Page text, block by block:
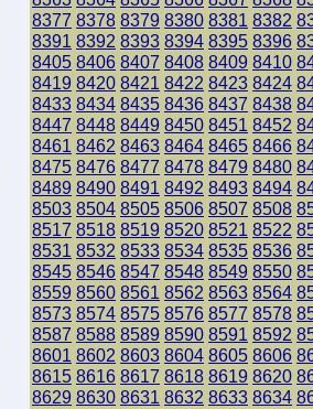
8377 8378 8379 8380 8381 8382
8391 8392 8393 8394 8395 8396
8405 8406 8407 8408 8409 8410
8419 8420 8421 8422 8423 8424
8433 8434 8435 8436 8437 8438
8447 8448 8449 8450 8451 8452
8461 8462 8463 8464 8465 8466
8475 8476 8477 8478 8479 8480
8489 8490 8491 8492 8493 8494
8503 8504 8505 8506 8507 8508
8517 8518 8519 8520 8521 8522
8531 8532 8533 8534 8535 8536
8545 8546 8547 8548 8549 8550
8559 8560 8561 8562 8563 8564
8573 8574 8575 8576 8577 8578
8587 8588 8589 8590 8591 8592
8601 8602 8603 8604 8605 8606
8615 8616 8617 8618 8619 8620
8629 8630 8631 8632 8633 8634